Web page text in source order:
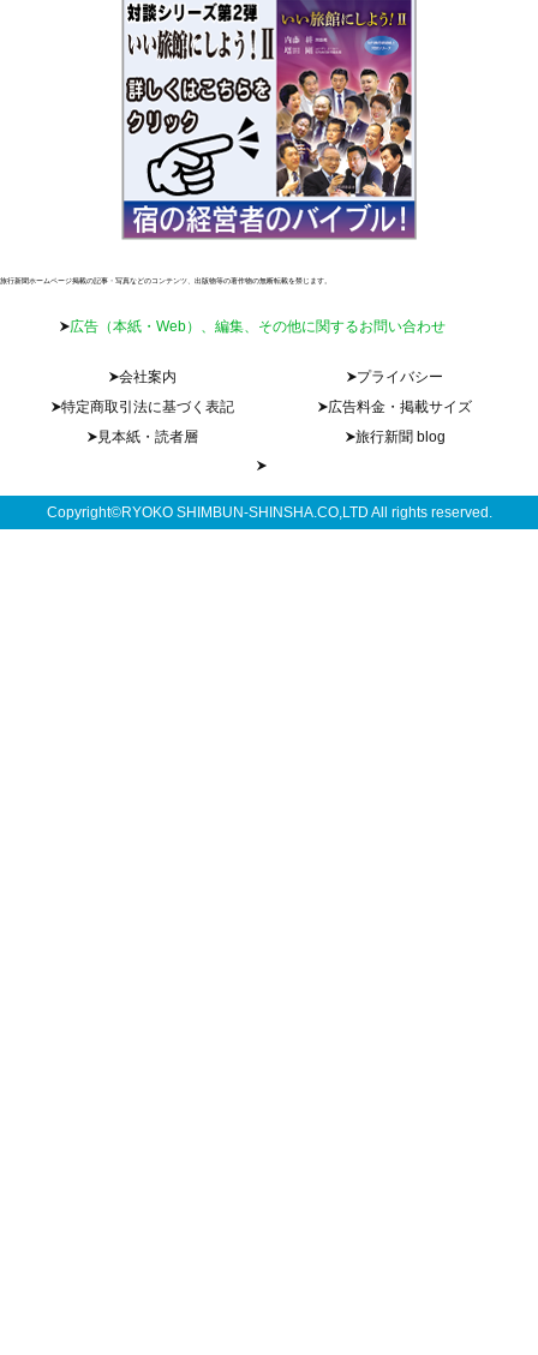
旅行新聞ホームページ掲載の記事・写真などのコンテンツ、出版物等の著作物の無断転載を禁じます。
広告（本紙・Web）、編集、その他に関するお問い合わせ
会社案内
プライバシー
特定商取引法に基づく表記
広告料金・掲載サイズ
見本紙・読者層
旅行新聞 blog
Copyright©RYOKO SHIMBUN-SHINSHA.CO,LTD All rights reserved.